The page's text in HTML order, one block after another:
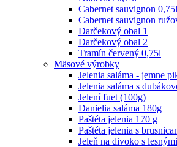
Cabernet sauvignon 0,75l
Cabernet sauvignon
Darčekový obal 1
Darčekový obal 2
Tramín červený 0,75l
Mäsové výrobky
Jelenia saláma - jemne
Jelenia saláma s
Jelení fuet (100g)
Danielia saláma 180g
Paštéta jelenia 170 g
Paštéta jelenia s
Jeleň na divoko s